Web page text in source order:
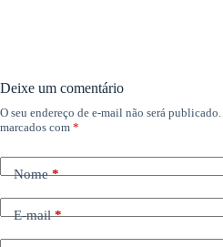
Deixe um comentário
O seu endereço de e-mail não será publicado.
marcados com *
Nome*
E-mail*